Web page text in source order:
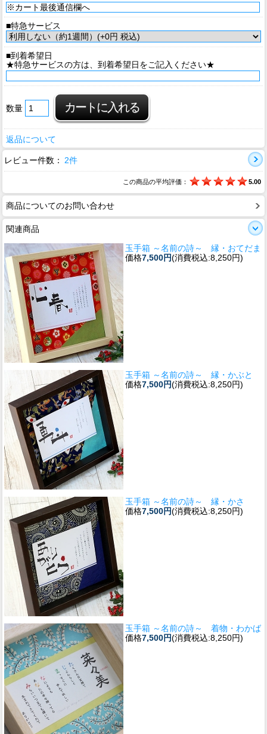
■特急サービス
■到着希望日
★特急サービスの方は、到着希望日をご記入ください★
数量
返品について
レビュー件数： 2件
この商品の平均評価： 5.00
商品についてのお問い合わせ
関連商品
玉手箱 ～名前の詩～ 縁・おてだま
価格7,500円(消費税込:8,250円)
玉手箱 ～名前の詩～ 縁・かぶと
価格7,500円(消費税込:8,250円)
玉手箱 ～名前の詩～ 縁・かさ
価格7,500円(消費税込:8,250円)
玉手箱 ～名前の詩～ 着物・わかば
価格7,500円(消費税込:8,250円)